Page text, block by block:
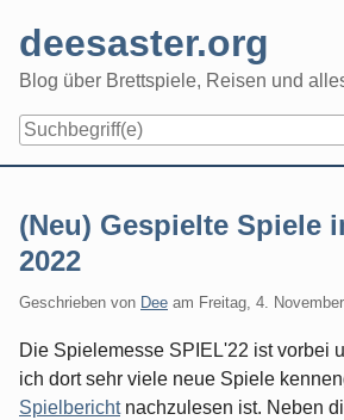
content
deesaster.org
Blog über Brettspiele, Reisen und
(Neu) Gespielte Spiele
2022
Geschrieben von Dee am Freitag, 4.
Die Spielemesse SPIEL'22 ist vorbei
ich dort sehr viele neue Spiele
Spielberichtnachzulesen ist. Neben